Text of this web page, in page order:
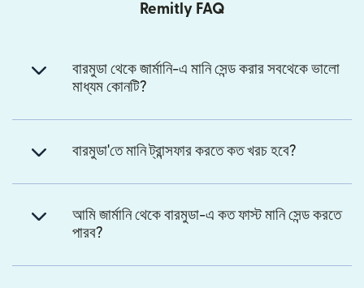
Remitly FAQ
বারমুডা থেকে জার্মানি-এ মানি সেন্ড করার সবথেকে ভালো
মাধ্যম কোনটি?
বারমুডা'তে মানি ট্রান্সফার করতে কত খরচ হবে?
আমি জার্মানি থেকে বারমুডা-এ কত ফাস্ট মানি সেন্ড করতে
পারব?